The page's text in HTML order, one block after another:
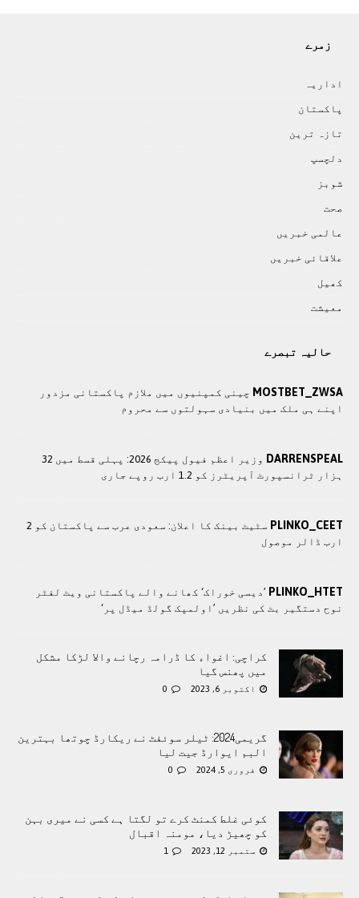
زمرے
اداريہ
پاکستان
تازہ ترين
دلچسپ
شوبز
صحت
عالمی خبريں
علاقائی خبريں
کھيل
معيشت
حالیہ تبصرے
MOSTBET_ZWSA چينی کمپنيوں ميں ملازم پاکستانی مزدور
اپنے ہی ملک ميں بنيادی سہولتوں سے محروم
DARRENSPEAL
وزير اعظم فیول پیکج 2026: پہلی قسط میں 32
ہزار ٹرانسپورٹ آپریٹرز کو 1.2 ارب روپے جاری
PLINKO_CEET
سٹیٹ بینک کا اعلان: سعودی عرب سے پاکستان کو 2
ارب ڈالر موصول
PLINKO_HTET ’دیسی خوراک‘ کھانے والے پاکستانی ویٹ لفٹر
نوح دستگیر بٹ کی نظریں ’اولمپک گولڈ میڈل پر‘
کراچی: اغواء کا ڈرامہ رچانے والا لڑکا مشکل
میں پھنس گیا
اکتوبر 6, 2023 0
گریمی2024: ٹیلر سوئفٹ نے ریکارڈ چوتھا بہترین
البم ایوارڈ جیت لیا
فروری 5, 2024 0
کوئی غلط کمنٹ کرے تو لگتا ہے کسی نے میری بہن
کو چھیڑ دیا، مومنہ اقبال
ستمبر 12, 2023 1